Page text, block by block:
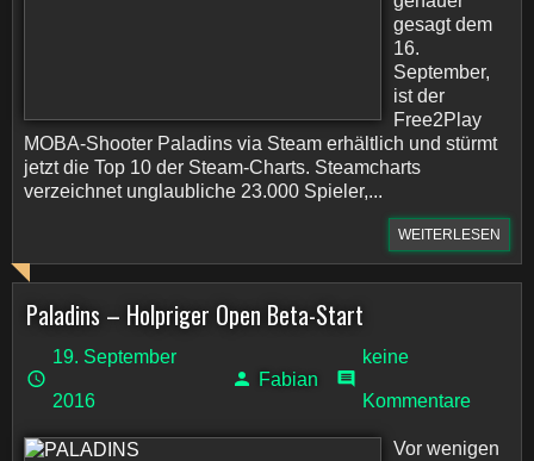
gesagt dem
16.
September,
ist der
Free2Play
MOBA-Shooter Paladins via Steam erhältlich und stürmt
jetzt die Top 10 der Steam-Charts. Steamcharts
verzeichnet unglaubliche 23.000 Spieler,...
WEITERLESEN
Paladins – Holpriger Open Beta-Start
19. September
2016
Fabian
keine
Kommentare
Vor wenigen